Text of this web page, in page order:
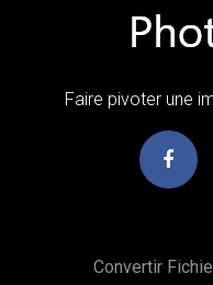
Faire pivoter une
Convertir